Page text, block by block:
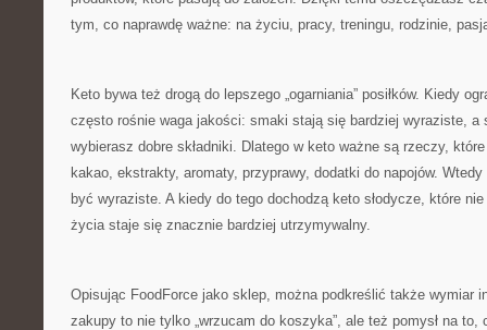
tym, co naprawdę ważne: na życiu, pracy, treningu, rodzinie,
Keto bywa też drogą do lepszego „ogarniania” posiłków. Kiedy
często rośnie waga jakości: smaki stają się bardziej wyraziste,
wybierasz dobre składniki. Dlatego w keto ważne są rzeczy,
kakao, ekstrakty, aromaty, przyprawy, dodatki do napojów. Wtedy
być wyraziste. A kiedy do tego dochodzą keto słodycze, które
życia staje się znacznie bardziej utrzymywalny.
Opisując FoodForce jako sklep, można podkreślić także wymiar
zakupy to nie tylko „wrzucam do koszyka”, ale też pomysł na